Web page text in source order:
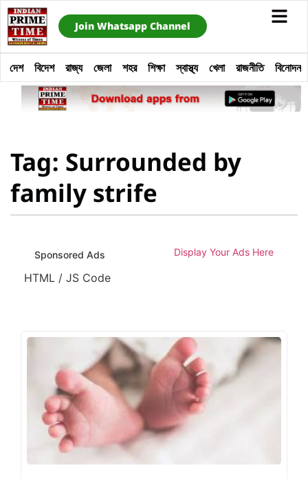
Join Whatsapp Channel
দেশ বিদেশ রাজ্য জেলা শহর শিক্ষা স্বাস্থ্য খেলা রাজনীতি বিনোদন
Tag: Surrounded by
family strife
Sponsored Ads Display Your Ads Here
HTML / JS Code